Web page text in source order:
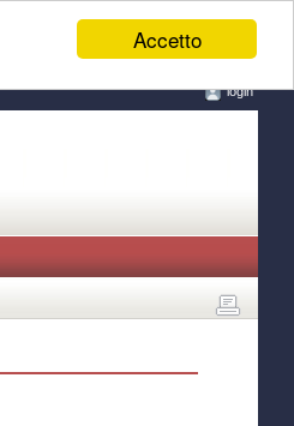
Accetto
login